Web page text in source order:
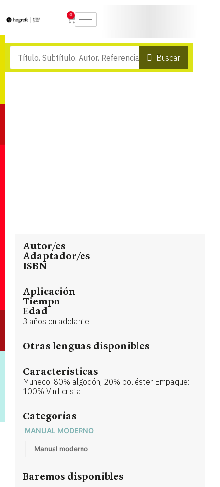
0
Buscar
Autor/es
Adaptador/es
ISBN
Aplicación
Tiempo
Edad
3 años en adelante
Otras lenguas disponibles
Características
Muñeco: 80% algodón, 20% poliéster Empaque:
100% Vinil cristal
Categorías
MANUAL MODERNO
Manual moderno
Baremos disponibles